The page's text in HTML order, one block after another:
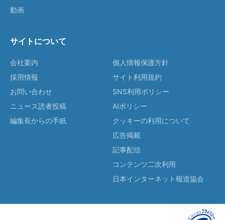
動画
サイトについて
会社案内
採用情報
お問い合わせ
ニュース読者投稿
編集長からの手紙
個人情報保護方針
サイト利用規約
SNS利用ポリシー
AIポリシー
クッキーの利用について
広告掲載
記事配信
コンテンツ二次利用
日本インターネット報道協会